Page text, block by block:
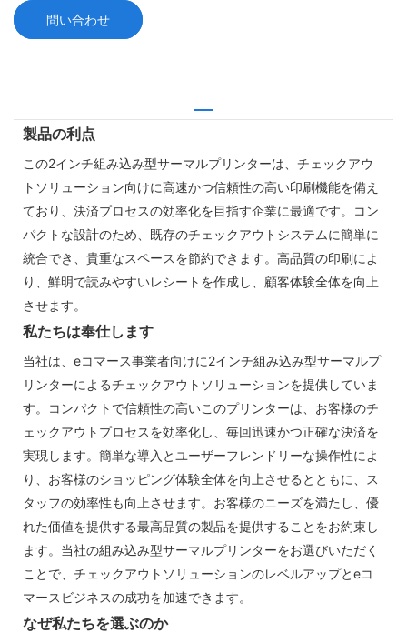
問い合わせ
製品の利点
この2インチ組み込み型サーマルプリンターは、チェックアウ
トソリューション向けに高速かつ信頼性の高い印刷機能を備え
ており、決済プロセスの効率化を目指す企業に最適です。コン
パクトな設計のため、既存のチェックアウトシステムに簡単に
統合でき、貴重なスペースを節約できます。高品質の印刷によ
り、鮮明で読みやすいレシートを作成し、顧客体験全体を向上
させます。
私たちは奉仕します
当社は、eコマース事業者向けに2インチ組み込み型サーマルプ
リンターによるチェックアウトソリューションを提供していま
す。コンパクトで信頼性の高いこのプリンターは、お客様のチ
ェックアウトプロセスを効率化し、毎回迅速かつ正確な決済を
実現します。簡単な導入とユーザーフレンドリーな操作性によ
り、お客様のショッピング体験全体を向上させるとともに、ス
タッフの効率性も向上させます。お客様のニーズを満たし、優
れた価値を提供する最高品質の製品を提供することをお約束し
ます。当社の組み込み型サーマルプリンターをお選びいただく
ことで、チェックアウトソリューションのレベルアップとeコ
マースビジネスの成功を加速できます。
なぜ私たちを選ぶのか